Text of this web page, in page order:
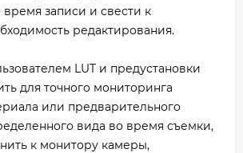
время записи и свести к
редактирования.
LUT и предустановки
для точного мониторинга
или предварительного
вида во время съемки,
к монитору камеры,